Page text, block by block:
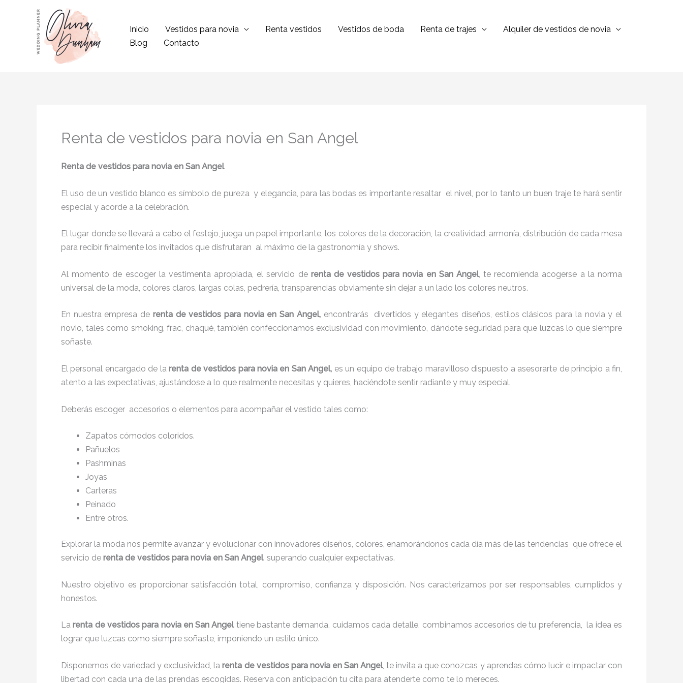
contenido
Inicio Vestidos para novia Renta vestidos Vestidos de boda Renta de trajes
Alquiler de vestidos de novia
Blog
Contacto
Renta de vestidos para novia en San Angel
Renta de vestidos para novia en San Angel
El uso de un vestido blanco es símbolo de pureza y elegancia, para las bodas es importante resaltar el nivel, por lo tanto un buen traje te hará sentir
especial y acorde a la celebración.
El lugar donde se llevará a cabo el festejo, juega un papel importante, los colores de la decoración, la creatividad, armonía, distribución de cada mesa
para recibir finalmente los invitados que disfrutaran al máximo de la gastronomía y shows.
Al momento de escoger la vestimenta apropiada, el servicio de renta de vestidos para novia en San Angel, te recomienda acogerse a la norma
universal de la moda, colores claros, largas colas, pedrería, transparencias obviamente sin dejar a un lado los colores neutros.
En nuestra empresa de renta de vestidos para novia en San Angel, encontrarás
divertidos y elegantes diseños, estilos clásicos para la novia y el
novio, tales como smoking, frac, chaqué, también confeccionamos exclusividad con movimiento, dándote seguridad para que luzcas lo que siempre
soñaste.
El personal encargado de larenta de vestidos para novia en San Angel, es un equipo de trabajo maravilloso dispuesto a asesorarte de principio a fin,
atento a las expectativas, ajustándose a lo que realmente necesitas y quieres, haciéndote sentir radiante y muy especial.
Deberás escoger accesorios o elementos para acompañar el vestido tales como:
Zapatos cómodos coloridos.
Pañuelos
Pashminas
Joyas
Carteras
Peinado
Entre otros.
Explorar la moda nos permite avanzar y evolucionar con innovadores diseños, colores, enamorándonos cada día más de las tendencias que ofrece el
servicio de renta de vestidos para novia en San Angel, superando cualquier expectativas.
Nuestro objetivo es proporcionar satisfacción total, compromiso, confianza y disposición. Nos caracterizamos por ser responsables, cumplidos y
honestos.
Larenta de vestidos para novia en San Angel tiene bastante demanda, cuidamos cada detalle, combinamos accesorios de tu preferencia, la idea es
lograr que luzcas como siempre soñaste, imponiendo un estilo único.
Disponemos de variedad y exclusividad, larenta de vestidos para novia en San Angel, te invita a que conozcas y aprendas cómo lucir e impactar con
libertad con cada una de las prendas escogidas. Reserva con anticipación tu cita para atenderte como te lo mereces.